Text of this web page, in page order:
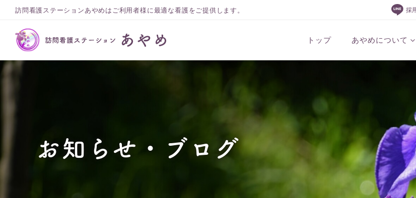
訪問看護ステーションあやめはご利用者様に最適な看護をご提供します。 採
トップ あやめについて
お知らせ・ブログ